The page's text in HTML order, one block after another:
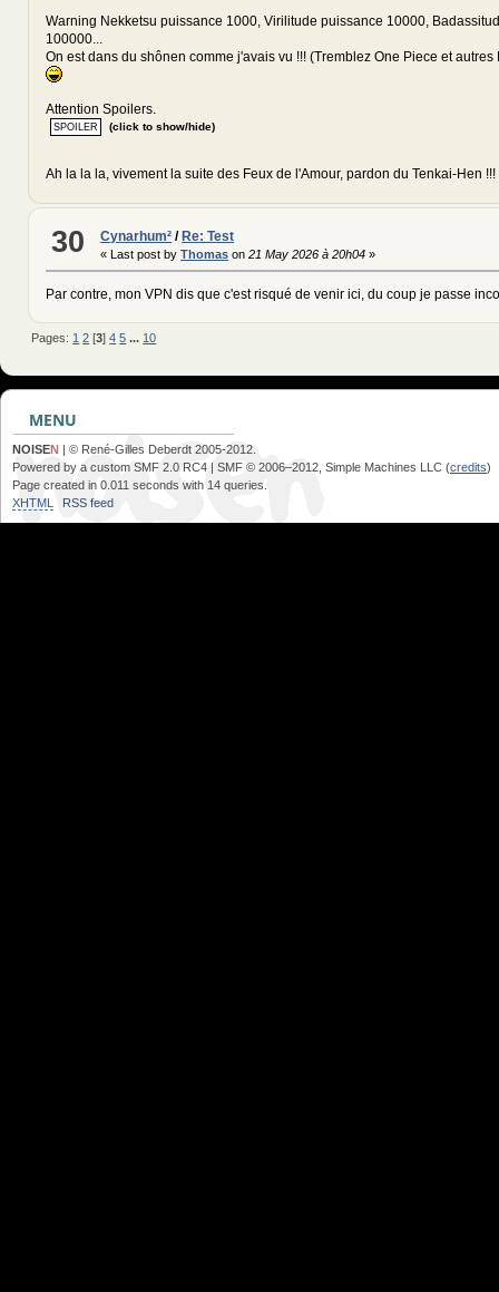
Warning Nekketsu puissance 1000, Virilitude puissance 10000,
100000...
On est dans du shônen comme j'avais vu !!! (Tremblez One Piece et
Attention Spoilers.
(click to show/hide)
Ah la la la, vivement la suite des Feux de l'Amour, pardon du Tenkai-Hen
30 Cynarhum² / Re: Test
« Last post byThomas on 21 May 2026 à 20h04 »
Par contre, mon VPN dis que c'est risqué de venir ici, du coup je passe
Pages:1 2 [3]4 5 ...10
MENU
NOISEN | © René-Gilles Deberdt 2005-2012.
Powered by a custom SMF 2.0 RC4 | SMF © 2006–2012, Simple Machines LLC (credits)
Page created in 0.011 seconds with 14 queries.
XHTML
RSS feed